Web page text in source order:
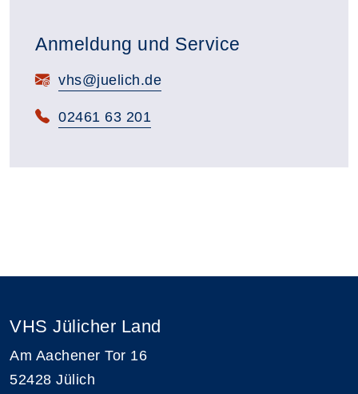
Anmeldung und Service
E-Mail:vhs@juelich.de
Telefon:
02461 63 201
VHS Jülicher Land
Am Aachener Tor 16
52428 Jülich